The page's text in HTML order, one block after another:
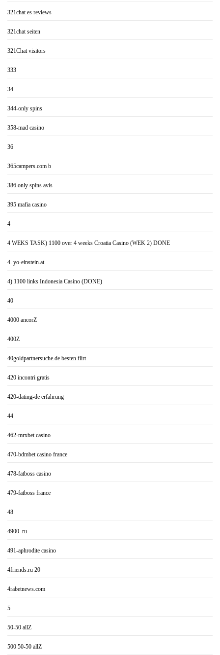
321chat es reviews
321chat seiten
321Chat visitors
333
34
344-only spins
358-mad casino
36
365campers.com b
386 only spins avis
395 mafia casino
4
4 WEKS TASK) 1100 over 4 weeks Croatia Casino (WEK 2) DONE
4. yo-einstein.at
4) 1100 links Indonesia Casino (DONE)
40
4000 ancorZ
400Z
40goldpartnersuche.de besten flirt
420 incontri gratis
420-dating-de erfahrung
44
462-mrxbet casino
470-bdmbet casino france
478-fatboss casino
479-fatboss france
48
4900_ru
491-aphrodite casino
4friends.ru 20
4rabetnews.com
5
50-50 allZ
500 50-50 allZ